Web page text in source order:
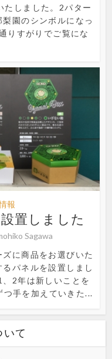
たしました。2パター
園のシンボルになっ
りすがりでご覧にな
報
置しました
Sagawa
に商品をお選びいた
パネルを設置しまし
2年は新しいことを
つ手を加えていきた...
て